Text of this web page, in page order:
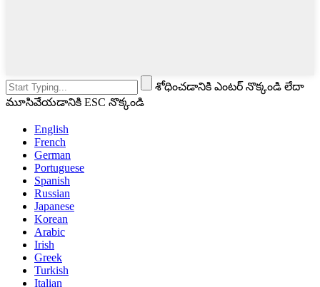
శోధించడానికి ఎంటర్ నొక్కండి లేదా
మూసివేయడానికి ESC నొక్కండి
English
French
German
Portuguese
Spanish
Russian
Japanese
Korean
Arabic
Irish
Greek
Turkish
Italian